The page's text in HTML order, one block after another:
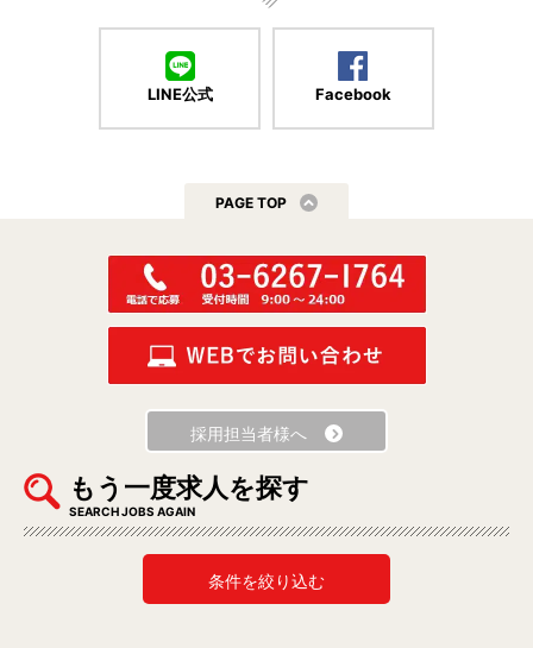
LINE公式 Facebook
PAGE TOP
採用担当者様へ
もう一度求人を探す
SEARCH JOBS AGAIN
条件を絞り込む